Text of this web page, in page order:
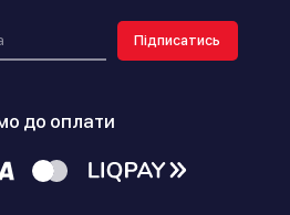
Підписатись
до оплати